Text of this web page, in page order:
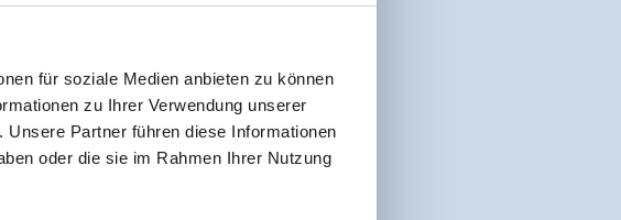
für soziale Medien anbieten zu können
zu Ihrer Verwendung unserer
Partner führen diese Informationen
oder die sie im Rahmen Ihrer Nutzung